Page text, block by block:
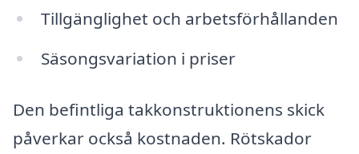
Tillgänglighet och arbetsförhållanden
Säsongsvariation i priser
Den befintliga takkonstruktionens skick
påverkar också kostnaden. Rötskador